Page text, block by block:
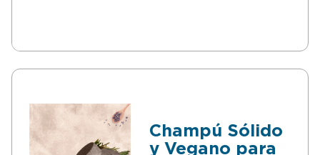
Champú Sólido
y Vegano para